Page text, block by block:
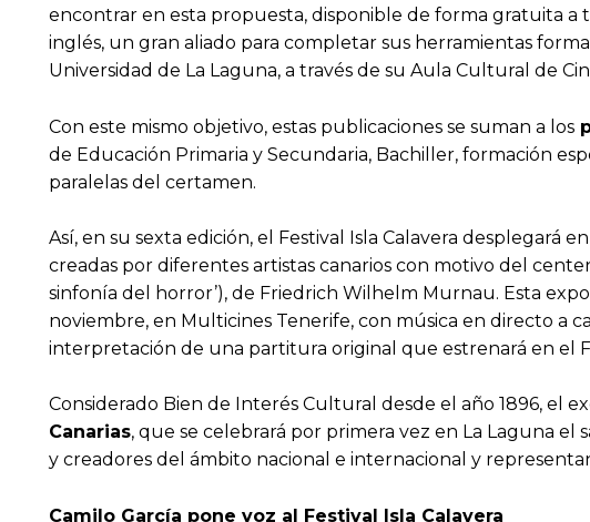
encontrar en esta propuesta, disponible de forma gratuita a
inglés, un gran aliado para completar sus herramientas
Universidad de La Laguna, a través de su Aula Cultural de
Con este mismo objetivo, estas publicaciones se suman a los
de Educación Primaria y Secundaria, Bachiller, formación
paralelas del certamen.
Así, en su sexta edición, el Festival Isla Calavera
creadas por diferentes artistas canarios con motivo del
sinfonía del horror’), de Friedrich Wilhelm Murnau. Esta
noviembre, en Multicines Tenerife, con música en directo a
interpretación de una partitura original que estrenará en el
Considerado Bien de Interés Cultural desde el año 1896, el
Canarias, que se celebrará por primera vez en La Laguna
y creadores del ámbito nacional e internacional y
Camilo García pone voz al Festival Isla Calavera